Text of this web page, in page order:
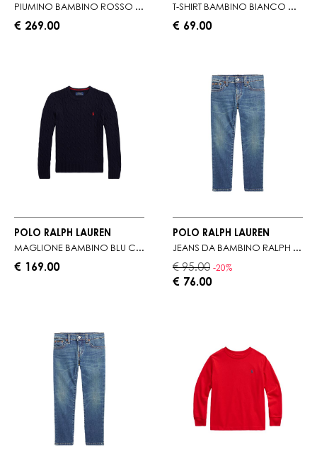
PIUMINO BAMBINO ROSSO CON TASCHE A FILETTO
€ 269.00
T-SHIRT BAMBINO BIANCO CON SCRITTA A CONTASTO
€ 69.00
POLO RALPH LAUREN
MAGLIONE BAMBINO BLU CON INTARSIO A TRECCE
€ 169.00
POLO RALPH LAUREN
JEANS DA BAMBINO RALPH LAUREN CON PASSANTI PER CINTURA
€ 95.00 -20%
€ 76.00